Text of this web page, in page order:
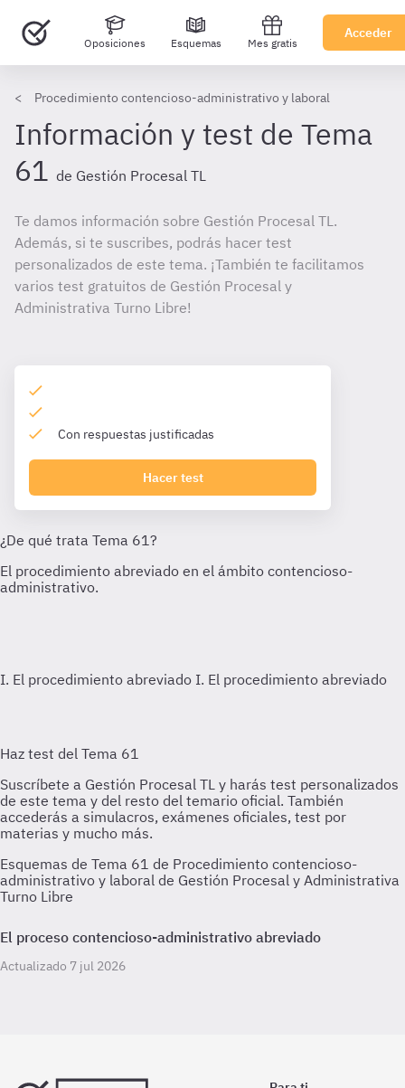
Oposiciones Esquemas Mes gratis
Acceder
Procedimiento contencioso-administrativo y laboral
Información y test de Tema
61 de Gestión Procesal TL
Te damos información sobre Gestión Procesal TL.
Además, si te suscribes, podrás hacer test
personalizados de este tema. ¡También te facilitamos
varios test gratuitos de Gestión Procesal y
Administrativa Turno Libre!
Con respuestas justificadas
Hacer test
I. El procedimiento abreviado I. El procedimiento abreviado
Esquemas de Tema 61 de Procedimiento contencioso-
administrativo y laboral de Gestión Procesal y Administrativa
Turno Libre
El proceso contencioso-administrativo abreviado
Actualizado 7 jul 2026